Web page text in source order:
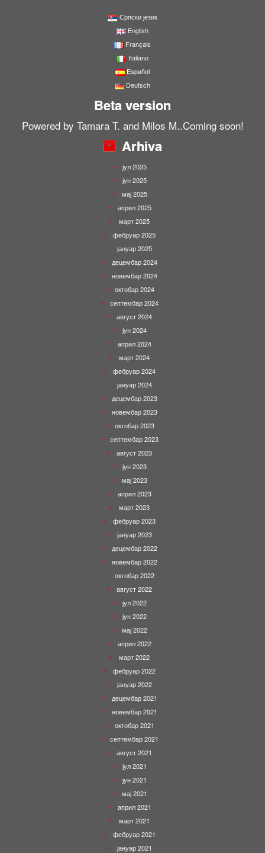
Српски језик
English
Français
Italiano
Español
Deutsch
Beta version
Powered by Tamara T. and Milos M..Coming soon!
Arhiva
јул 2025
јун 2025
мај 2025
април 2025
март 2025
фебруар 2025
јануар 2025
децембар 2024
новембар 2024
октобар 2024
септембар 2024
август 2024
јун 2024
април 2024
март 2024
фебруар 2024
јануар 2024
децембар 2023
новембар 2023
октобар 2023
септембар 2023
август 2023
јун 2023
мај 2023
април 2023
март 2023
фебруар 2023
јануар 2023
децембар 2022
новембар 2022
октобар 2022
август 2022
јул 2022
јун 2022
мај 2022
април 2022
март 2022
фебруар 2022
јануар 2022
децембар 2021
новембар 2021
октобар 2021
септембар 2021
август 2021
јул 2021
јун 2021
мај 2021
април 2021
март 2021
фебруар 2021
јануар 2021